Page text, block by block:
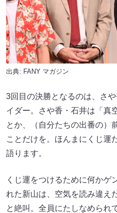
出典: FANY マガジン
3回目の決勝となるのは、さ
イダー。さや香・石井は「真
とか、（自分たちの出番の）
ことだけを。ほんまにくじ運
語ります。
くじ運をつけるために何かゲ
れた新山は、空気を読み違え
と絶叫。全員にたしなめられ